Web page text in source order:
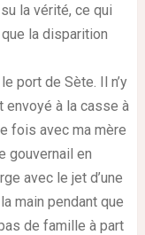
la vérité, ce qui
la disparition
port de Sète. Il n’y
envoyé à la casse à
fois avec ma mère
gouvernail en
avec le jet d’une
main pendant que
de famille à part